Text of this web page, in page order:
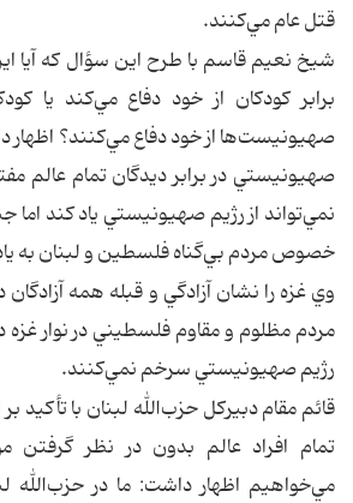
قتل عام مي‌كنند.
شيخ نعيم‌ قاسم با طرح اين سؤال كه آيا
برابر كودكان از خود دفاع مي‌كند يا
صهيونيست‌ها از خود دفاع مي‌كنند؟ اظهار
صهيونيستي در برابر ديدگان تمام عالم
نمي‌تواند از رژيم صهيونيستي ياد كند اما
خصوص مردم بي‌گناه فلسطين و لبنان به ياد
وي غزه را نشان آزادگي و قبله همه
مردم مظلوم و مقاوم فلسطيني در نوار غزه
رژيم صهيونيستي سرخم نمي‌كنند.
قائم مقام دبيركل حزب‌الله لبنان با تأكيد
تمام افراد عالم بدون در نظر گرفتن
مي‌خواهيم اظهار داشت: ما در حزب‌الله